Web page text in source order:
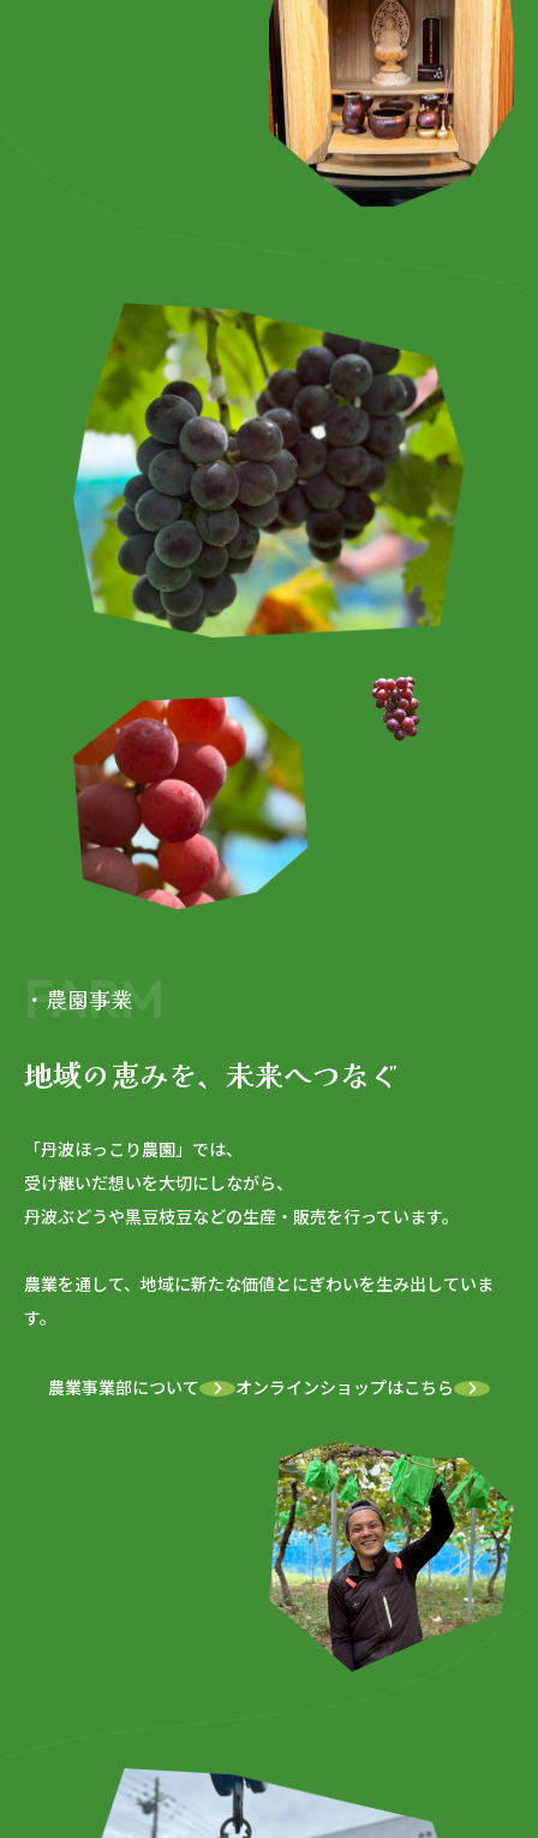
・農園事業
FARM
地域の恵みを、未来へつなぐ
「丹波ほっこり農園」では、
受け継いだ想いを大切にしながら、
丹波ぶどうや黒豆枝豆などの生産・販売を行っています。
農業を通して、地域に新たな価値とにぎわいを生み出していま
す。
農業事業部について オンラインショップはこちら